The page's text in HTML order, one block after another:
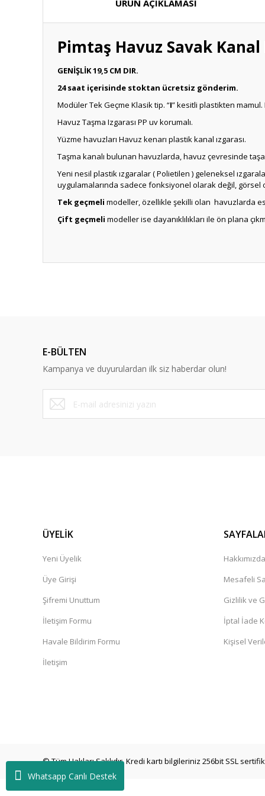
Whatsapp Canlı Destek
ÜRÜN AÇIKLAMASI
Pimtaş Havuz Savak
GENİŞLİK 19,5 CM DIR.
24 saat içerisinde stoktan ücretsiz gönderim.
Modüler Tek Geçme Klasik tip. “I” kesitli plastikten
Havuz Taşma Izgarası PP uv korumalı.
Yüzme havuzları Havuz kenarı plastik kanal ızgarası.
Taşma kanalı bulunan havuzlarda, havuz çevresinde
Yeni nesil plastik ızgaralar ( Polietilen ) geleneksel
uygulamalarında sadece fonksiyonel olarak değil, görsel
Tek geçmeli modeller, özellikle şekilli olan havuzlarda
Çift geçmeli modeller ise dayanıklılıkları ile ön plana
E-BÜLTEN
Kampanya ve duyurulardan ilk siz haberdar olun!
ÜYELİK
Yeni Üyelik
Üye Girişi
Şifremi Unuttum
İletişim Formu
Havale Bildirim Formu
İletişim
Hakkımızda
Mesafeli
Gizlilik ve
İptal İade
Kişisel
© Tüm Hakları Saklıdır. Kredi kartı bilgileriniz 256bit SSL